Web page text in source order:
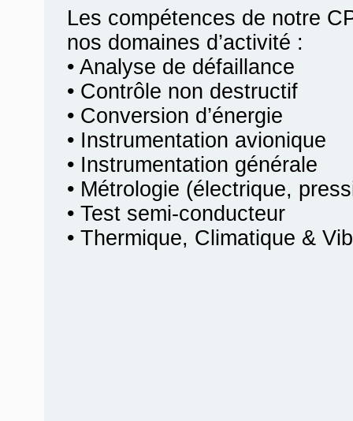
Les compétences de notre
nos domaines d’activité :
• Analyse de défaillance
• Contrôle non destructif
• Conversion d’énergie
• Instrumentation avionique
• Instrumentation générale
• Métrologie (électrique,
• Test semi-conducteur
• Thermique, Climatique &